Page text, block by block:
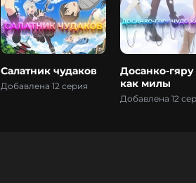
Салатник чудаков
Добавлена 12 серия
Досанко-
как милы
Добавлена 12